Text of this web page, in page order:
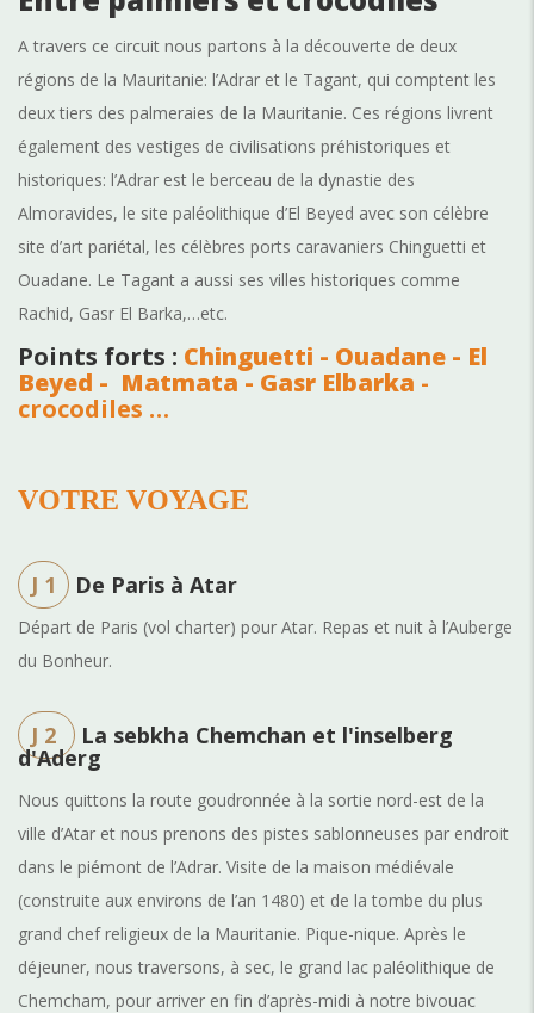
A travers ce circuit nous partons à la découverte de deux
régions de la Mauritanie: l’Adrar et le Tagant, qui comptent les
deux tiers des palmeraies de la Mauritanie. Ces régions livrent
également des vestiges de civilisations préhistoriques et
historiques: l’Adrar est le berceau de la dynastie des
Almoravides, le site paléolithique d’El Beyed avec son célèbre
site d’art pariétal, les célèbres ports caravaniers Chinguetti et
Ouadane. Le Tagant a aussi ses villes historiques comme
Rachid, Gasr El Barka,…etc.
Points forts : Chinguetti - Ouadane - El
Beyed - Matmata - Gasr Elbarka -
crocodiles …
VOTRE VOYAGE
J 1 De Paris à Atar
Départ de Paris (vol charter) pour Atar. Repas et nuit à l’Auberge
du Bonheur.
J 2 La sebkha Chemchan et l'inselberg
d'Aderg
Nous quittons la route goudronnée à la sortie nord-est de la
ville d’Atar et nous prenons des pistes sablonneuses par endroit
dans le piémont de l’Adrar. Visite de la maison médiévale
(construite aux environs de l’an 1480) et de la tombe du plus
grand chef religieux de la Mauritanie. Pique-nique. Après le
déjeuner, nous traversons, à sec, le grand lac paléolithique de
Chemcham, pour arriver en fin d’après-midi à notre bivouac